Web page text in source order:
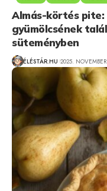
Almás-körtés pite:
gyümölcsének
süteményben
ÉLÉSTÁR.HU 2025.